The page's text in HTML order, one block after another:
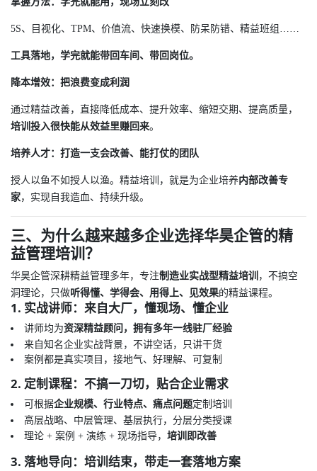
5S、目视化、TPM、价值流、快速换模、防呆防错、精益班组……
工具落地，学完就能带回车间、带回岗位。
降本增效：把浪费变成利润
通过精益改善，直接降低成本、提升效率、缩短交期、提高质量，
培训投入很快能从效益里赚回来。
培养人才：打造一支会改善、能打仗的团队
授人以鱼不如授人以渔。精益培训，就是为企业培养内部改善专
家，实现自我造血、持续升级。
三、为什么越来越多企业选择华昊企管的精
益管理培训？
华昊企管深耕精益管理多年，专注制造业实战型精益培训，不搞空
洞理论，只做听得懂、学得会、用得上、见效果的精益课程。
1. 实战讲师：来自大厂，懂现场、懂企业
讲师均为资深精益顾问，拥有多年一线驻厂经验
来自知名企业实战背景，不讲空话，只讲干货
案例都是真实项目，接地气、好理解、可复制
2. 定制课程：不搞一刀切，贴合企业需求
可根据企业规模、行业特点、痛点问题定制培训
高层战略、中层管理、基层执行，分层分类授课
理论 + 案例 + 演练 + 现场指导， 培训即改善
3. 落地导向：培训结束，带走一套落地方案